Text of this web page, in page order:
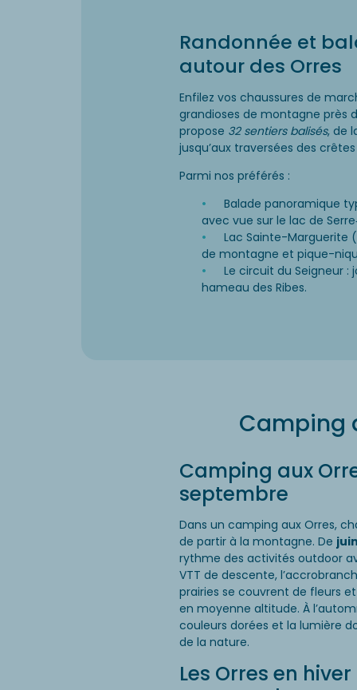
Randonnée et
autour des Orres
Enfilez vos chaussures de
grandioses de montagne près
propose 32 sentiers balisés, de
jusqu’aux traversées des
Parmi nos préférés :
Balade panoramique
avec vue sur le lac de
Lac Sainte-Marguerite
de montagne et pique-
Le circuit du Seigneur
hameau des Ribes.
Camping
Camping aux
septembre
Dans un camping aux Orres,
de partir à la montagne. De
rythme des activités outdoor
VTT de descente,
prairies se couvrent de fleurs
en moyenne altitude. À
couleurs dorées et la lumière
de la nature.
Les Orres en